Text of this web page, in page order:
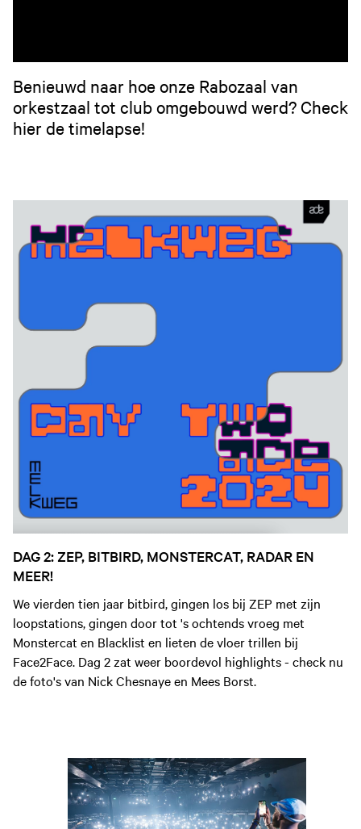
Benieuwd naar hoe onze Rabozaal van
orkestzaal tot club omgebouwd werd? Check
hier de timelapse!
DAG 2: ZEP, BITBIRD, MONSTERCAT, RADAR EN
MEER!
We vierden tien jaar bitbird, gingen los bij ZEP met zijn
loopstations, gingen door tot 's ochtends vroeg met
Monstercat en Blacklist en lieten de vloer trillen bij
Face2Face. Dag 2 zat weer boordevol highlights - check nu
de foto's van Nick Chesnaye en Mees Borst.